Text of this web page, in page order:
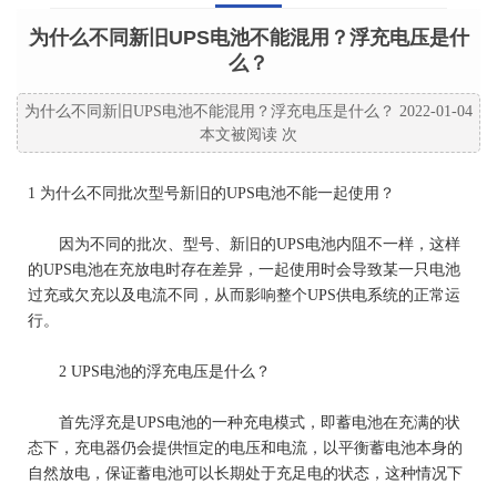
为什么不同新旧UPS电池不能混用？浮充电压是什
么？
为什么不同新旧UPS电池不能混用？浮充电压是什么？ 2022-01-04
本文被阅读 次
1 为什么不同批次型号新旧的UPS电池不能一起使用？
因为不同的批次、型号、新旧的UPS电池内阻不一样，这样
的UPS电池在充放电时存在差异，一起使用时会导致某一只电池
过充或欠充以及电流不同，从而影响整个UPS供电系统的正常运
行。
2 UPS电池的浮充电压是什么？
首先浮充是UPS电池的一种充电模式，即蓄电池在充满的状
态下，充电器仍会提供恒定的电压和电流，以平衡蓄电池本身的
自然放电，保证蓄电池可以长期处于充足电的状态，这种情况下